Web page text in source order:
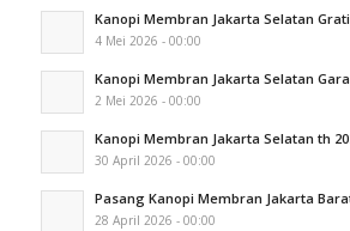
Kanopi Membran Jakarta Selatan
4 Mei 2026 - 00:00
Kanopi Membran Jakarta Selatan
2 Mei 2026 - 00:00
Kanopi Membran Jakarta Selatan th
30 April 2026 - 00:00
Pasang Kanopi Membran Jakarta
28 April 2026 - 00:00